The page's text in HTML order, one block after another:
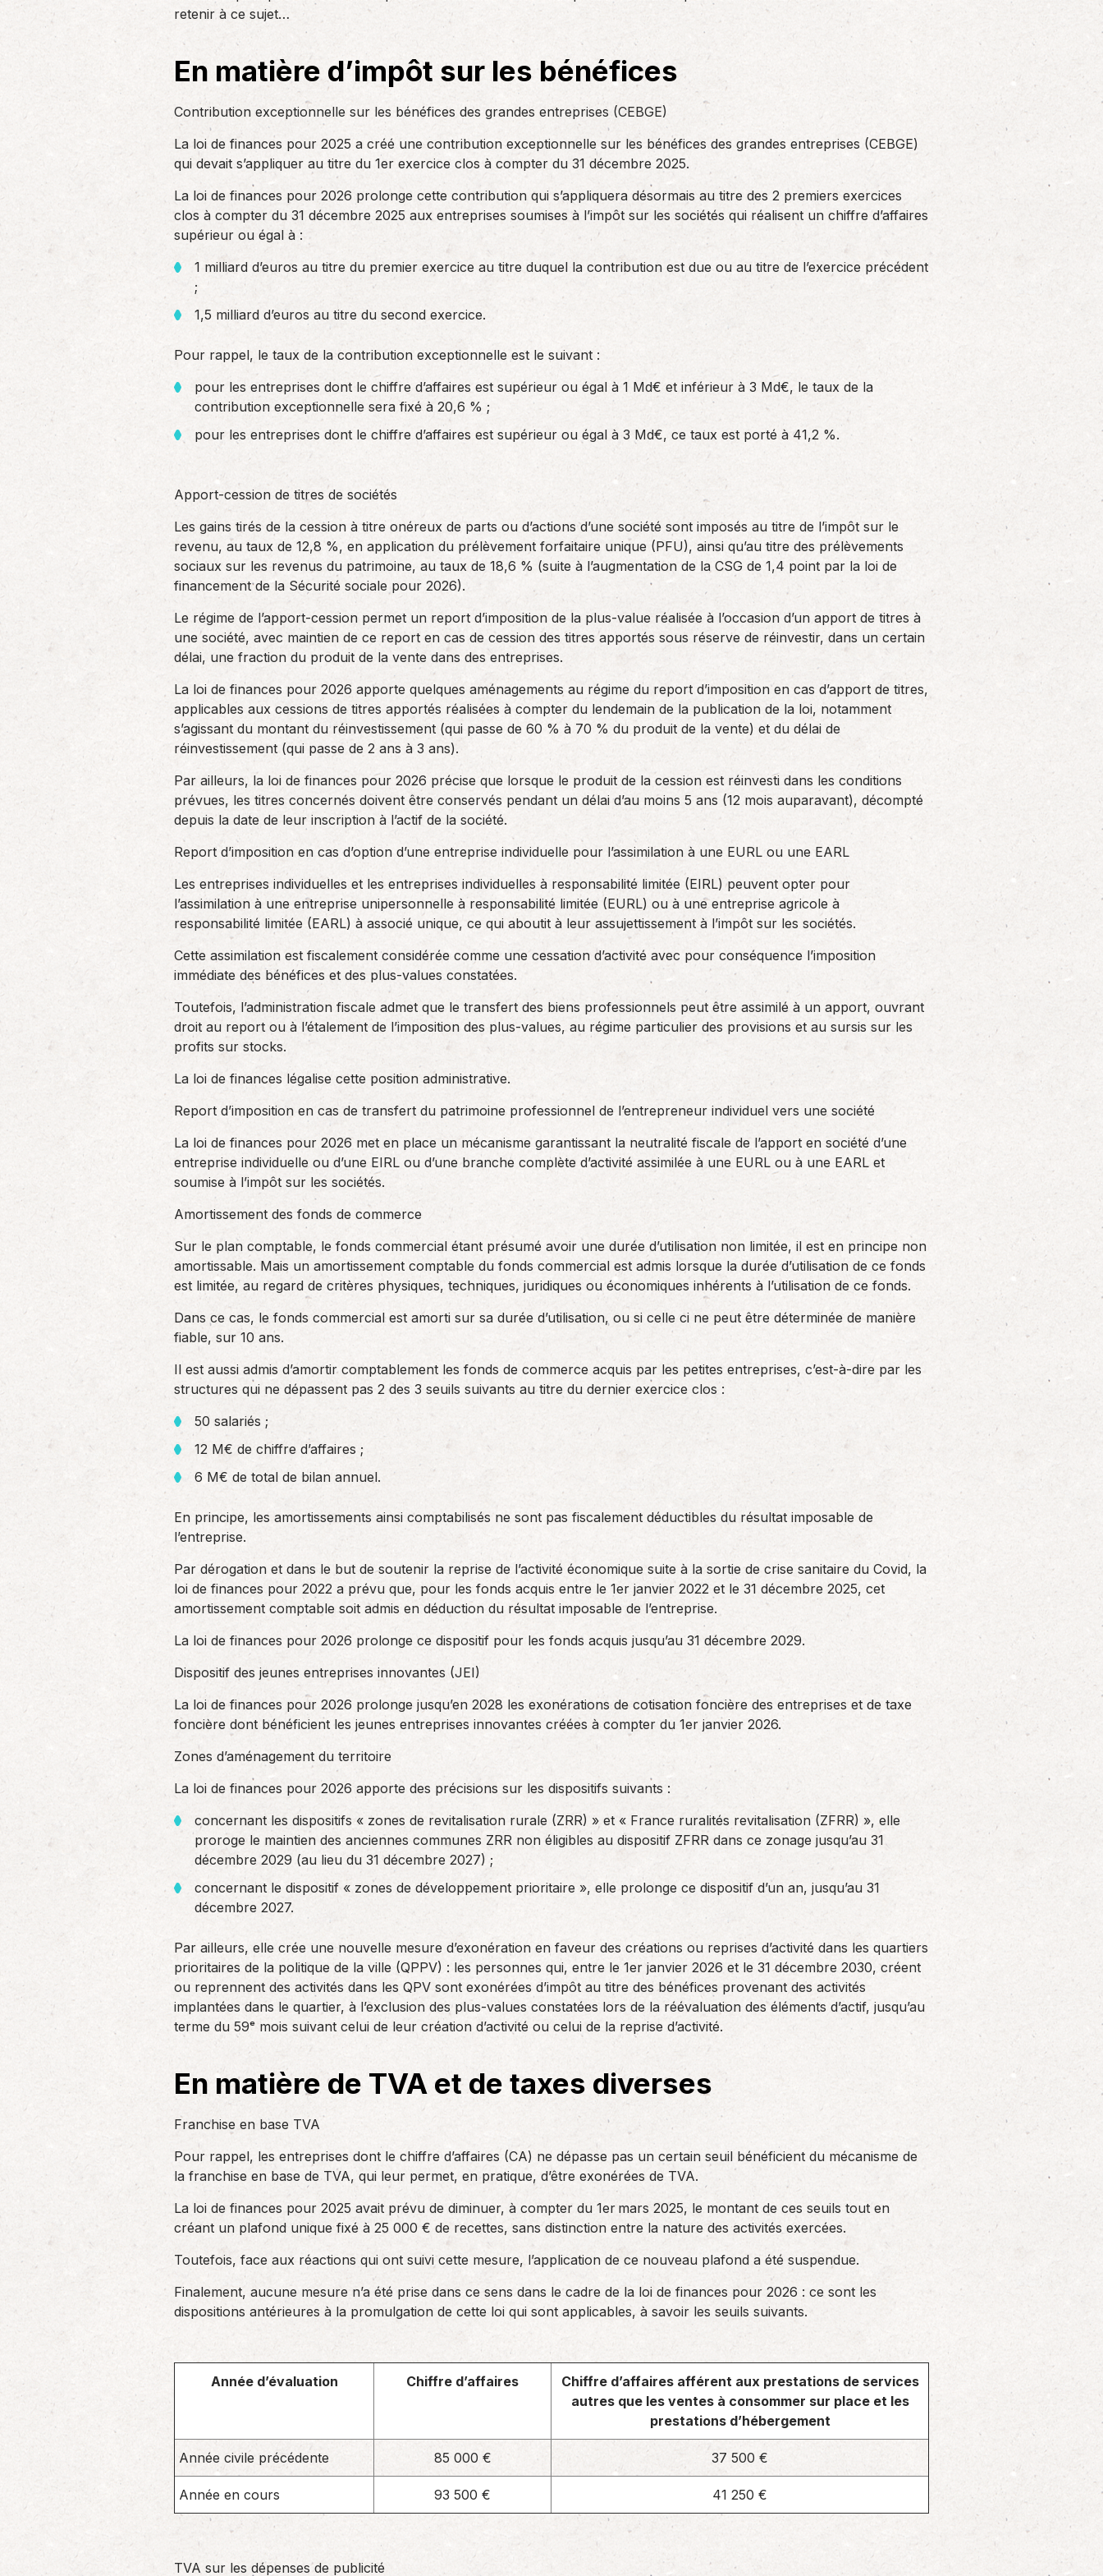
un nouvel associé…
de producteurs ou…
Accompagnement des
En tant qu’employeur, vous êtes soumis
à des obligations et à une légalisation
Solutions informatiques
Notre volonté de renforcer l’autonomie
de nos adhérents dans la tenue de leur
retenir à ce sujet…
En matière d’impôt sur les bénéfices
Contribution exceptionnelle sur les bénéfices des grandes entreprises (CEBGE)
La loi de finances pour 2025 a créé une contribution exceptionnelle sur les bénéfices des grandes entreprises (CEBGE)
qui devait s’appliquer au titre du 1er exercice clos à compter du 31 décembre 2025.
La loi de finances pour 2026 prolonge cette contribution qui s’appliquera désormais au titre des 2 premiers exercices
clos à compter du 31 décembre 2025 aux entreprises soumises à l’impôt sur les sociétés qui réalisent un chiffre d’affaires
supérieur ou égal à :
1 milliard d’euros au titre du premier exercice au titre duquel la contribution est due ou au titre de l’exercice précédent
;
1,5 milliard d’euros au titre du second exercice.
Pour rappel, le taux de la contribution exceptionnelle est le suivant :
pour les entreprises dont le chiffre d’affaires est supérieur ou égal à 1 Md€ et inférieur à 3 Md€, le taux de la
contribution exceptionnelle sera fixé à 20,6 % ;
pour les entreprises dont le chiffre d’affaires est supérieur ou égal à 3 Md€, ce taux est porté à 41,2 %.
Apport-cession de titres de sociétés
Les gains tirés de la cession à titre onéreux de parts ou d’actions d’une société sont imposés au titre de l’impôt sur le
revenu, au taux de 12,8 %, en application du prélèvement forfaitaire unique (PFU), ainsi qu’au titre des prélèvements
sociaux sur les revenus du patrimoine, au taux de 18,6 % (suite à l’augmentation de la CSG de 1,4 point par la loi de
financement de la Sécurité sociale pour 2026).
Le régime de l’apport-cession permet un report d’imposition de la plus-value réalisée à l’occasion d’un apport de titres à
une société, avec maintien de ce report en cas de cession des titres apportés sous réserve de réinvestir, dans un certain
délai, une fraction du produit de la vente dans des entreprises.
La loi de finances pour 2026 apporte quelques aménagements au régime du report d’imposition en cas d’apport de titres,
applicables aux cessions de titres apportés réalisées à compter du lendemain de la publication de la loi, notamment
s’agissant du montant du réinvestissement (qui passe de 60 % à 70 % du produit de la vente) et du délai de
réinvestissement (qui passe de 2 ans à 3 ans).
Par ailleurs, la loi de finances pour 2026 précise que lorsque le produit de la cession est réinvesti dans les conditions
prévues, les titres concernés doivent être conservés pendant un délai d’au moins 5 ans (12 mois auparavant), décompté
depuis la date de leur inscription à l’actif de la société.
Report d’imposition en cas d’option d’une entreprise individuelle pour l’assimilation à une EURL ou une EARL
Les entreprises individuelles et les entreprises individuelles à responsabilité limitée (EIRL) peuvent opter pour
l’assimilation à une entreprise unipersonnelle à responsabilité limitée (EURL) ou à une entreprise agricole à
responsabilité limitée (EARL) à associé unique, ce qui aboutit à leur assujettissement à l’impôt sur les sociétés.
Cette assimilation est fiscalement considérée comme une cessation d’activité avec pour conséquence l’imposition
immédiate des bénéfices et des plus-values constatées.
Toutefois, l’administration fiscale admet que le transfert des biens professionnels peut être assimilé à un apport, ouvrant
droit au report ou à l’étalement de l’imposition des plus-values, au régime particulier des provisions et au sursis sur les
profits sur stocks.
La loi de finances légalise cette position administrative.
Report d’imposition en cas de transfert du patrimoine professionnel de l’entrepreneur individuel vers une société
La loi de finances pour 2026 met en place un mécanisme garantissant la neutralité fiscale de l’apport en société d’une
entreprise individuelle ou d’une EIRL ou d’une branche complète d’activité assimilée à une EURL ou à une EARL et
soumise à l’impôt sur les sociétés.
Amortissement des fonds de commerce
Sur le plan comptable, le fonds commercial étant présumé avoir une durée d’utilisation non limitée, il est en principe non
amortissable. Mais un amortissement comptable du fonds commercial est admis lorsque la durée d’utilisation de ce fonds
est limitée, au regard de critères physiques, techniques, juridiques ou économiques inhérents à l’utilisation de ce fonds.
Dans ce cas, le fonds commercial est amorti sur sa durée d’utilisation, ou si celle ci ne peut être déterminée de manière
fiable, sur 10 ans.
Il est aussi admis d’amortir comptablement les fonds de commerce acquis par les petites entreprises, c’est-à-dire par les
structures qui ne dépassent pas 2 des 3 seuils suivants au titre du dernier exercice clos :
50 salariés ;
12 M€ de chiffre d’affaires ;
6 M€ de total de bilan annuel.
En principe, les amortissements ainsi comptabilisés ne sont pas fiscalement déductibles du résultat imposable de
l’entreprise.
Par dérogation et dans le but de soutenir la reprise de l’activité économique suite à la sortie de crise sanitaire du Covid, la
loi de finances pour 2022 a prévu que, pour les fonds acquis entre le 1er janvier 2022 et le 31 décembre 2025, cet
amortissement comptable soit admis en déduction du résultat imposable de l’entreprise.
La loi de finances pour 2026 prolonge ce dispositif pour les fonds acquis jusqu’au 31 décembre 2029.
Dispositif des jeunes entreprises innovantes (JEI)
La loi de finances pour 2026 prolonge jusqu’en 2028 les exonérations de cotisation foncière des entreprises et de taxe
foncière dont bénéficient les jeunes entreprises innovantes créées à compter du 1er janvier 2026.
Zones d’aménagement du territoire
La loi de finances pour 2026 apporte des précisions sur les dispositifs suivants :
concernant les dispositifs « zones de revitalisation rurale (ZRR) » et « France ruralités revitalisation (ZFRR) », elle
proroge le maintien des anciennes communes ZRR non éligibles au dispositif ZFRR dans ce zonage jusqu’au 31
décembre 2029 (au lieu du 31 décembre 2027) ;
concernant le dispositif « zones de développement prioritaire », elle prolonge ce dispositif d’un an, jusqu’au 31
décembre 2027.
Par ailleurs, elle crée une nouvelle mesure d’exonération en faveur des créations ou reprises d’activité dans les quartiers
prioritaires de la politique de la ville (QPPV) : les personnes qui, entre le 1er janvier 2026 et le 31 décembre 2030, créent
ou reprennent des activités dans les QPV sont exonérées d’impôt au titre des bénéfices provenant des activités
implantées dans le quartier, à l’exclusion des plus-values constatées lors de la réévaluation des éléments d’actif, jusqu’au
terme du 59ᵉ mois suivant celui de leur création d’activité ou celui de la reprise d’activité.
En matière de TVA et de taxes diverses
Franchise en base TVA
Pour rappel, les entreprises dont le chiffre d’affaires (CA) ne dépasse pas un certain seuil bénéficient du mécanisme de
la franchise en base de TVA, qui leur permet, en pratique, d’être exonérées de TVA.
La loi de finances pour 2025 avait prévu de diminuer, à compter du 1er mars 2025, le montant de ces seuils tout en
créant un plafond unique fixé à 25 000 € de recettes, sans distinction entre la nature des activités exercées.
Toutefois, face aux réactions qui ont suivi cette mesure, l’application de ce nouveau plafond a été suspendue.
Finalement, aucune mesure n’a été prise dans ce sens dans le cadre de la loi de finances pour 2026 : ce sont les
dispositions antérieures à la promulgation de cette loi qui sont applicables, à savoir les seuils suivants.
Année d’évaluation Chiffre d’affaires
Chiffre d’affaires afférent aux prestations de services
autres que les ventes à consommer sur place et les
prestations d’hébergement
Année civile précédente 85 000 € 37 500 €
Année en cours 93 500 € 41 250 €
TVA sur les dépenses de publicité